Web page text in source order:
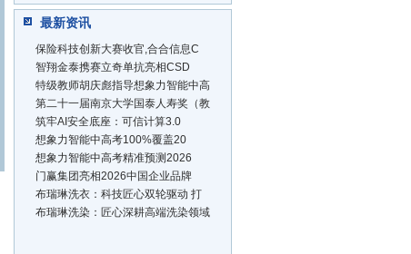
最新资讯
保险科技创新大赛收官,合合信息C
智翔金泰携赛立奇单抗亮相CSD
特级教师胡庆彪指导想象力智能中高
第二十一届南京大学国泰人寿奖（教
筑牢AI安全底座：可信计算3.0
想象力智能中高考100%覆盖20
想象力智能中高考精准预测2026
门赢集团亮相2026中国企业品牌
布瑞琳洗衣：科技匠心双轮驱动 打
布瑞琳洗染：匠心深耕高端洗染领域